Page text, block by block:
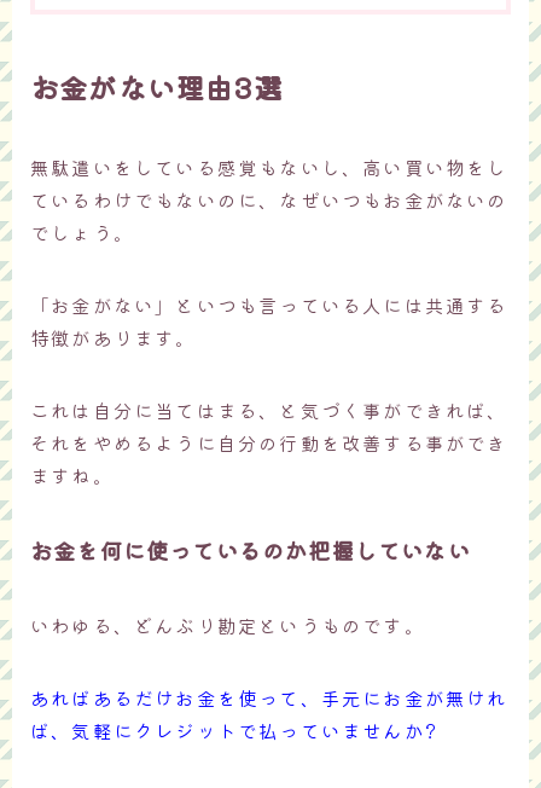
お金がない理由3選
無駄遣いをしている感覚もないし、高い買い物をし
ているわけでもないのに、なぜいつもお金がないの
でしょう。
「お金がない」といつも言っている人には共通する
特徴があります。
これは自分に当てはまる、と気づく事ができれば、
それをやめるように自分の行動を改善する事ができ
ますね。
お金を何に使っているのか把握していない
いわゆる、どんぶり勘定というものです。
あればあるだけお金を使って、手元にお金が無けれ
ば、気軽にクレジットで払っていませんか?